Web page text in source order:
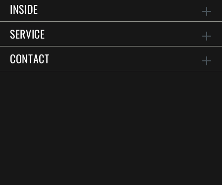
INSIDE
SERVICE
CONTACT